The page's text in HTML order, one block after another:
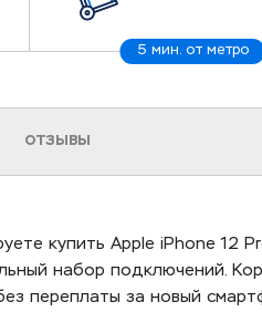
5 мин. от метро
ОТЗЫВЫ
купить Apple iPhone 12
набор подключений.
переплаты за новый